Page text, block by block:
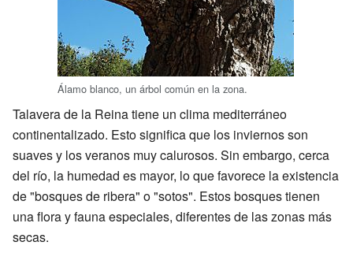
Álamo blanco, un árbol común en la zona.
Talavera de la Reina tiene un clima mediterráneo
continentalizado. Esto significa que los inviernos son
suaves y los veranos muy calurosos. Sin embargo, cerca
del río, la humedad es mayor, lo que favorece la existencia
de "bosques de ribera" o "sotos". Estos bosques tienen
una flora y fauna especiales, diferentes de las zonas más
secas.